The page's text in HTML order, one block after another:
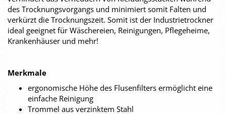
des Trocknungsvorgangs und minimiert somit Falten und
verkürzt die Trocknungszeit. Somit ist der Industrietrockner
ideal geeignet für Wäschereien, Reinigungen, Pflegeheime,
Krankenhäuser und mehr!
Merkmale
ergonomische Höhe des Flusenfilters ermöglicht eine
einfache Reinigung
Trommel aus verzinktem Stahl